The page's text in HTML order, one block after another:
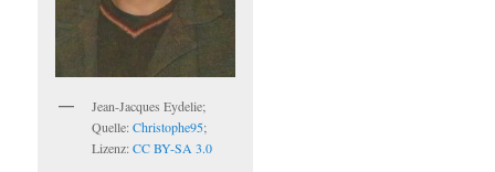
Jean-Jacques Eydelie;
Quelle:Christophe95;
Lizenz:CC BY-SA 3.0